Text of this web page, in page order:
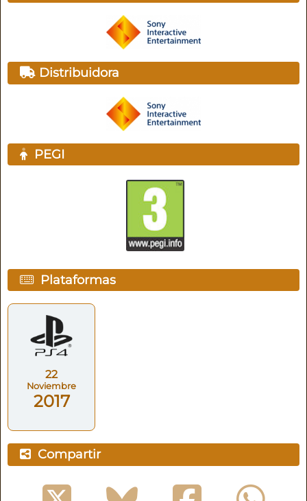
Distribuidora
PEGI
Plataformas
22
Noviembre
2017
Compartir